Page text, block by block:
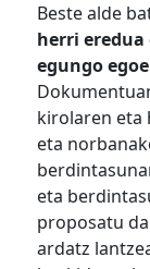
Beste alde
herri
egungo
kirolaren eta
eta
eta
proposatu
ardatz